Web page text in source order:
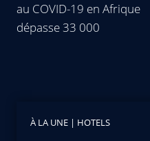
au COVID-19 en Afrique
dépasse 33 000
À LA UNE | HOTELS